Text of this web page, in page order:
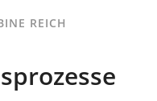
REICH